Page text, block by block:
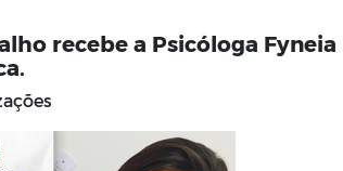
recebe a Psicóloga Fyneia